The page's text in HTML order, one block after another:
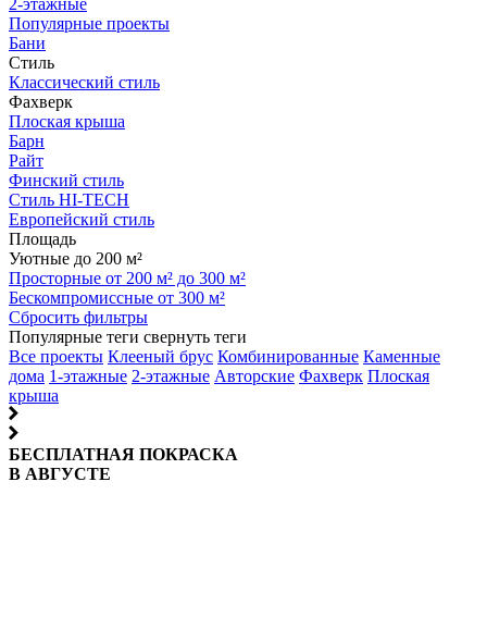
2-этажные
Популярные проекты
Бани
Стиль
Классический стиль
Фахверк
Плоская крыша
Барн
Райт
Финский стиль
Стиль HI-TECH
Европейский стиль
Площадь
Уютные до 200 м²
Просторные от 200 м² до 300 м²
Бескомпромиссные от 300 м²
Сбросить фильтры
Популярные теги свернуть теги
Все проекты Клееный брус Комбинированные Каменные
дома 1-этажные 2-этажные Авторские Фахверк Плоская
крыша
БЕСПЛАТНАЯ ПОКРАСКА
В АВГУСТЕ